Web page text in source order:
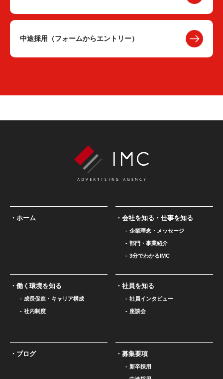
中途採用（フォームからエントリー）
ホーム 会社を知る・仕事を知る
企業理念・メッセージ
部門・事業紹介
3分でわかるIMC
働く環境を知る
成長促進・キャリア構成
社内制度
社員を知る
社員インタビュー
座談会
ブログ 募集要項
新卒採用